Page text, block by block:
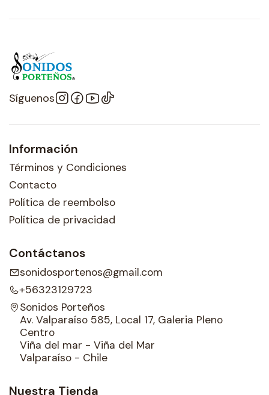
Síguenos
Información
Términos y Condiciones
Contacto
Política de reembolso
Política de privacidad
Contáctanos
sonidosportenos@gmail.com
+56323129723
Sonidos Porteños
Av. Valparaíso 585, Local 17, Galeria Pleno
Centro
Viña del mar - Viña del Mar
Valparaíso - Chile
Nuestra Tienda